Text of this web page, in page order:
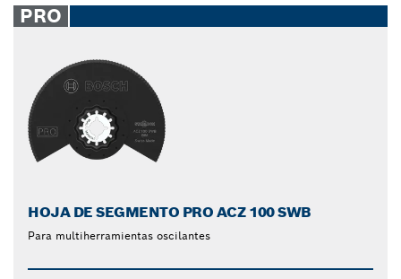
PRO
HOJA DE SEGMENTO PRO ACZ 100 SWB
Para multiherramientas oscilantes